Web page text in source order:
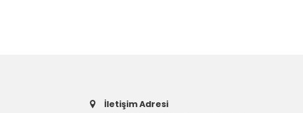
İletişim Adresi